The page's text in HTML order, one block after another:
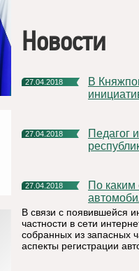
Новости
27.04.2018
В Княжпогостском районе продолжается сбор народных
27.04.2018
Педагог из п. Синдор заняла четвертое место в
27.04.2018
По каким основаниям в регистрации / перерегистрации
В связи с появившейся
частности в сети
собранных из запасных
аспекты регистрации